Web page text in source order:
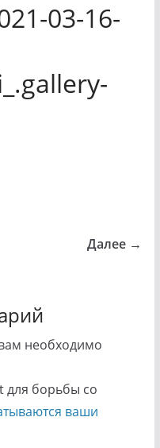
03-16-
Далее →
необходимо
для борьбы со
ваши